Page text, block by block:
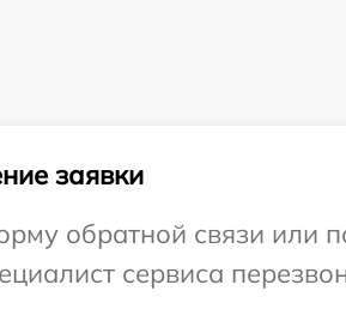
заявки
обратной связи или
сервиса